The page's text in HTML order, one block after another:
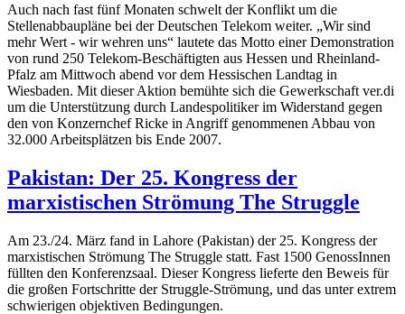
Auch nach fast fünf Monaten schwelt der Konflikt um die
Stellenabbaupläne bei der Deutschen Telekom weiter. „Wir sind
mehr Wert - wir wehren uns“ lautete das Motto einer Demonstration
von rund 250 Telekom-Beschäftigten aus Hessen und Rheinland-
Pfalz am Mittwoch abend vor dem Hessischen Landtag in
Wiesbaden. Mit dieser Aktion bemühte sich die Gewerkschaft ver.di
um die Unterstützung durch Landespolitiker im Widerstand gegen
den von Konzernchef Ricke in Angriff genommenen Abbau von
32.000 Arbeitsplätzen bis Ende 2007.
Pakistan: Der 25. Kongress der
marxistischen Strömung The Struggle
Am 23./24. März fand in Lahore (Pakistan) der 25. Kongress der
marxistischen Strömung The Struggle statt. Fast 1500 GenossInnen
füllten den Konferenzsaal. Dieser Kongress lieferte den Beweis für
die großen Fortschritte der Struggle-Strömung, und das unter extrem
schwierigen objektiven Bedingungen.